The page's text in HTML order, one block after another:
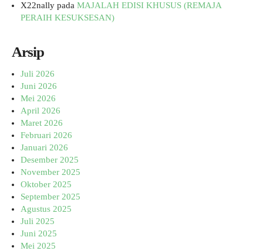
X22nally pada MAJALAH EDISI KHUSUS (REMAJA
PERAIH KESUKSESAN)
Arsip
Juli 2026
Juni 2026
Mei 2026
April 2026
Maret 2026
Februari 2026
Januari 2026
Desember 2025
November 2025
Oktober 2025
September 2025
Agustus 2025
Juli 2025
Juni 2025
Mei 2025